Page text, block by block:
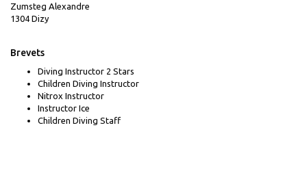
Zumsteg Alexandre
1304 Dizy
Brevets
Diving Instructor 2 Stars
Children Diving Instructor
Nitrox Instructor
Instructor Ice
Children Diving Staff